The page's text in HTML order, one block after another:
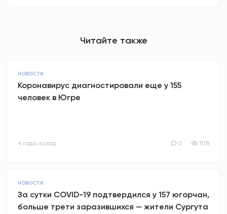
Читайте также
НОВОСТИ
Коронавирус диагностировали еще у 155
человек в Югре
4 года назад 0 1178
НОВОСТИ
За сутки COVID-19 подтвердился у 157 югорчан,
больше трети заразившихся — жители Сургута